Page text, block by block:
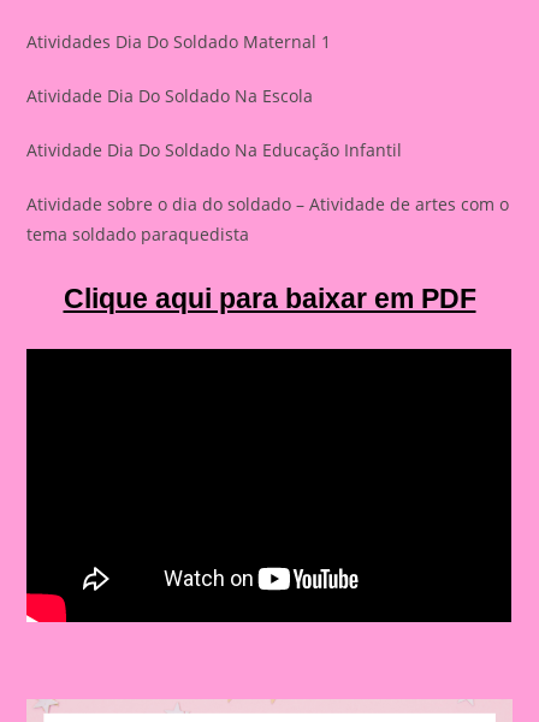
Atividades Dia Do Soldado Maternal 1
Atividade Dia Do Soldado Na Escola
Atividade Dia Do Soldado Na Educação Infantil
Atividade sobre o dia do soldado – Atividade de artes com o
tema soldado paraquedista
Clique aqui para baixar em PDF